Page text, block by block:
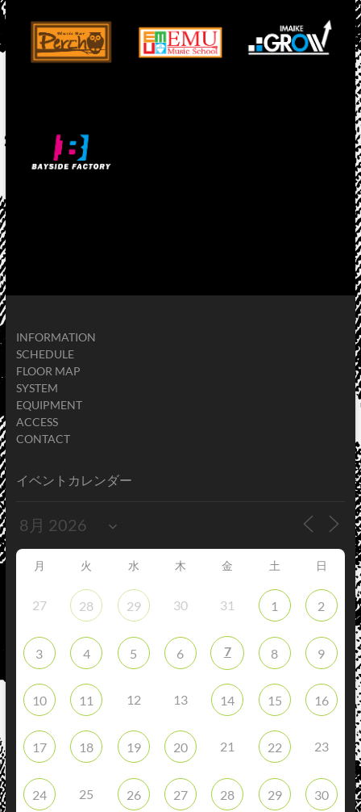
INFORMATION
SCHEDULE
FLOOR MAP
SYSTEM
EQUIPMENT
ACCESS
CONTACT
イベントカレンダー
月 火 水 木 金 土 日
27 28 29 30 31 1 2
3 4 5 6 7 8 9
10 11 12 13 14 15 16
17 18 19 20 21 22 23
24 25 26 27 28 29 30